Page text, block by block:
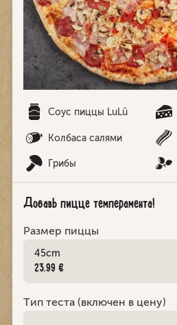
Соус пиццы LuLū
Колбаса салями
Грибы
Добавь пицце темперамента!
Размер пиццы
45cm
23.99 €
Тип теста (включен в цену)